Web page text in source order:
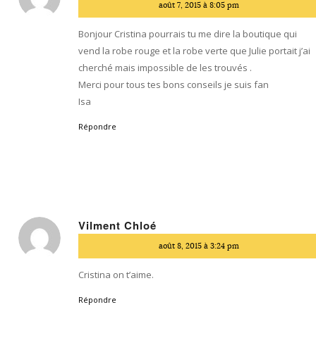
:
août 7, 2015 à 8:05 pm
Bonjour Cristina pourrais tu me dire la boutique qui
vend la robe rouge et la robe verte que Julie portait j’ai
cherché mais impossible de les trouvés .
Merci pour tous tes bons conseils je suis fan
Isa
Répondre
Vilment Chloé
:
août 8, 2015 à 3:24 pm
Cristina on t’aime.
Répondre